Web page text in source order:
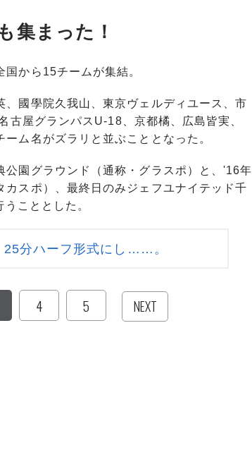
集まった！
から15チームが集結。
國學院久我山、東京ヴェルディユース、市
屋グランパスU-18、京都橘、広島皆実、
ム名がズラリと並ぶこととなった。
園グラウンド（通称・グラスポ）と、'16年
スポ）、最終日のみジェフユナイテッド千
こととした。
分ハーフ形式にし……。
4 5 NEXT